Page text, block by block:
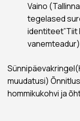
Vaino
tegelased
identiteet”Tiit
muudatusi)
hommikukohvi ja